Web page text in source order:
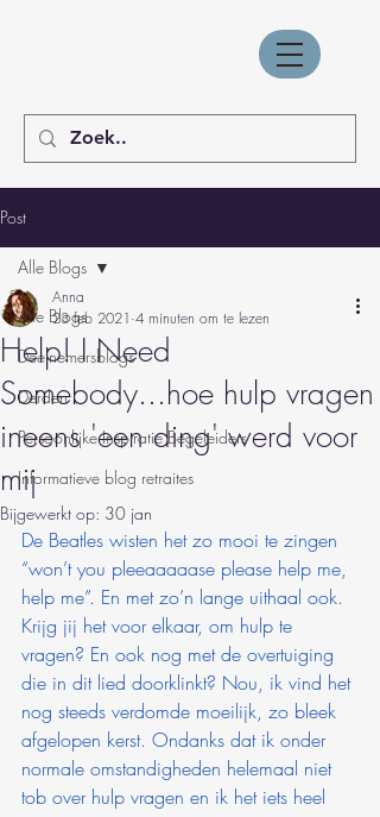
Post
Alle Blogs
Deelnemersblogs
Derden
Persoonlijke Inspiratie Begeleiders
Informatieve blog retraites
Alle Blogs
Help! I Need
Somebody...hoe hulp vragen
ineens 'een ding' werd voor
mij
Anna
23 feb 2021 4 minuten om te lezen
Bijgewerkt op: 30 jan
De Beatles wisten het zo mooi te zingen
“won’t you pleeaaaaase please help me,
help me”. En met zo’n lange uithaal ook.
Krijg jij het voor elkaar, om hulp te
vragen? En ook nog met de overtuiging
die in dit lied doorklinkt? Nou, ik vind het
nog steeds verdomde moeilijk, zo bleek
afgelopen kerst. Ondanks dat ik onder
normale omstandigheden helemaal niet
tob over hulp vragen en ik het iets heel